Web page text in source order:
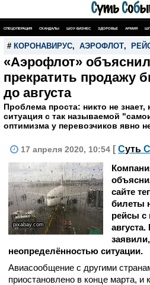
СПЕЦОПЕРАЦИЯ СКАНДАЛЫ ШОУ-БИЗНЕС ЗДОРОВЬЕ АРМИЯ
# КОРОНАВИРУС, АЭРОФЛОТ,
«Аэрофлот»
прекратить продажу
до августа
Проблема проста: никто не знает,
ситуация с так называемой
оптимизма у перевозчиков явно
17 апреля 2020, 10:54 [ Суть С
pixabay.com
сайте
билеты
рейсы с
неопределённостью ситуации.
Авиасообщение с другими
приостановлено в конце марта, и